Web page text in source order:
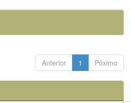
Anterior 1 Póximo